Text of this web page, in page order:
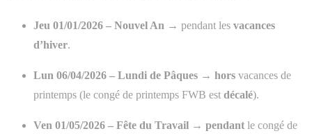
Jeu 01/01/2026 – Nouvel An → pendant les vacances
d’hiver.
Lun 06/04/2026 – Lundi de Pâques → hors vacances de
printemps (le congé de printemps FWB est décalé).
Ven 01/05/2026 – Fête du Travail → pendant le congé de